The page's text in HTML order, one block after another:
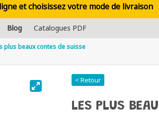
et choisissez votre mode de livraison
Blog Catalogues PDF
plus beaux contes de suisse
< Retour
LES PLUS